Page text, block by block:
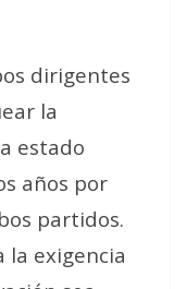
dirigentes
la
estado
años por
partidos.
la exigencia